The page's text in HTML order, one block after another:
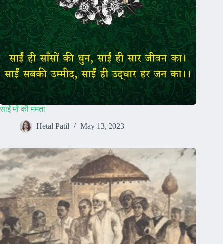
साईं माँ की ममता
Hetal Patil May 13, 2023